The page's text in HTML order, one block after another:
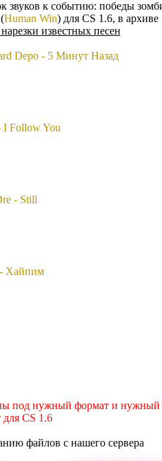
звуков к событию: победы
Human Win) для CS 1.6, в архиве
известных песен
Depo - 5 Минут Назад
Follow You
- Still
Хайпим
под нужный формат и нужный
для CS 1.6
файлов с нашего сервера